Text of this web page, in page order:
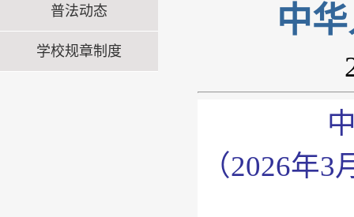
普法动态
学校规章制度
中
（2026年